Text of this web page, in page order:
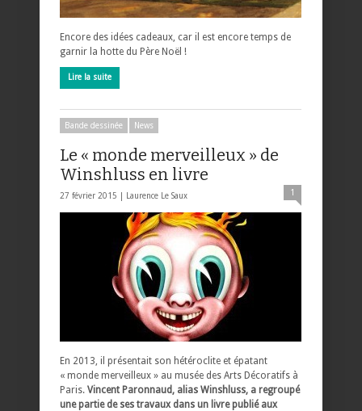
Encore des idées cadeaux, car il est encore temps de
garnir la hotte du Père Noël !
Lire la suite
Bande dessinée News
Le « monde merveilleux » de
Winshluss en livre
27 février 2015 | Laurence Le Saux 1
En 2013, il présentait son hétéroclite et épatant
« monde merveilleux » au musée des Arts Décoratifs à
Paris. Vincent Paronnaud, alias Winshluss, a regroupé
une partie de ses travaux dans un livre publié aux